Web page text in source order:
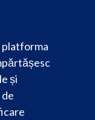
platforma
și